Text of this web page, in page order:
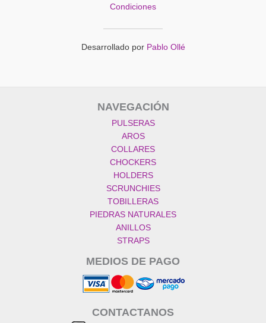
Condiciones
Desarrollado por Pablo Ollé
NAVEGACIÓN
PULSERAS
AROS
COLLARES
CHOCKERS
HOLDERS
SCRUNCHIES
TOBILLERAS
PIEDRAS NATURALES
ANILLOS
STRAPS
MEDIOS DE PAGO
CONTACTANOS